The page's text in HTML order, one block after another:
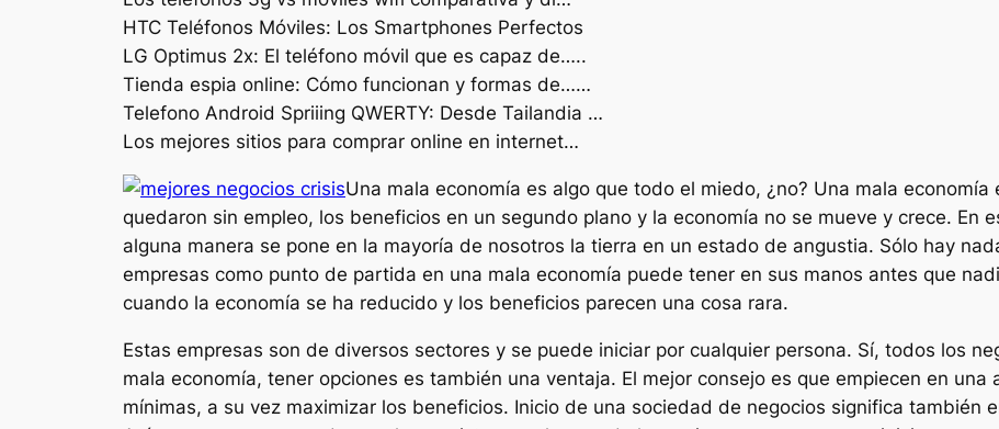
HTC Teléfonos Móviles: Los Smartphones Perfectos
LG Optimus 2x: El teléfono móvil que es capaz de…..
Tienda espia online: Cómo funcionan y formas de……
Telefono Android Spriiing QWERTY: Desde Tailandia …
Los mejores sitios para comprar online en internet…
Una mala economía es algo que todo el miedo, ¿no? Una mala economía
quedaron sin empleo, los beneficios en un segundo plano y la economía no se mueve y crece. En
alguna manera se pone en la mayoría de nosotros la tierra en un estado de angustia. Sólo hay
empresas como punto de partida en una mala economía puede tener en sus manos antes que
cuando la economía se ha reducido y los beneficios parecen una cosa rara.
Estas empresas son de diversos sectores y se puede iniciar por cualquier persona. Sí, todos los
mala economía, tener opciones es también una ventaja. El mejor consejo es que empiecen en
mínimas, a su vez maximizar los beneficios. Inicio de una sociedad de negocios significa también